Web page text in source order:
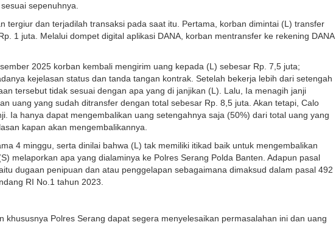
sepenuhnya.
tergiur dan terjadilah transaksi pada saat itu. Pertama, korban dimintai (L) transfer
1 juta. Melalui dompet digital aplikasi DANA, korban mentransfer ke rekening DANA
2025 korban kembali mengirim uang kepada (L) sebesar Rp. 7,5 juta;
kejelasan status dan tanda tangan kontrak. Setelah bekerja lebih dari setengah
tersebut tidak sesuai dengan apa yang di janjikan (L). Lalu, Ia menagih janji
uang yang sudah ditransfer dengan total sebesar Rp. 8,5 juta. Akan tetapi, Calo
Ia hanya dapat mengembalikan uang setengahnya saja (50%) dari total uang yang
kapan akan mengembalikannya.
4 minggu, serta dinilai bahwa (L) tak memiliki itikad baik untuk mengembalikan
melaporkan apa yang dialaminya ke Polres Serang Polda Banten. Adapun pasal
dugaan penipuan dan atau penggelapan sebagaimana dimaksud dalam pasal 492
RI No.1 tahun 2023.
khususnya Polres Serang dapat segera menyelesaikan permasalahan ini dan uang